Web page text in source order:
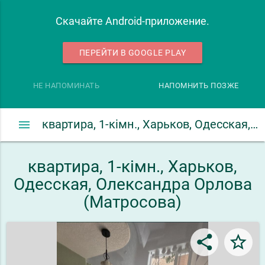
Скачайте Android-приложение.
ПЕРЕЙТИ В GOOGLE PLAY
НЕ НАПОМИНАТЬ НАПОМНИТЬ ПОЗЖЕ
квартира, 1-кімн., Харьков, Одесская, Олександра Орлова (Матросова)
menu
квартира, 1-кімн., Харьков,
Одесская, Олександра Орлова
(Матросова)
share star_border